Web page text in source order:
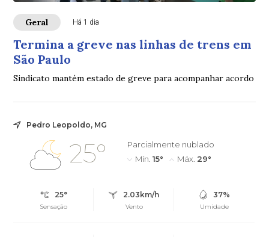
Geral Há 1 dia
Termina a greve nas linhas de trens em
São Paulo
Sindicato mantém estado de greve para acompanhar acordo
Pedro Leopoldo, MG
25°
Parcialmente nublado
Mín. 15° Máx. 29°
25°
Sensação
2.03km/h
Vento
37%
Umidade